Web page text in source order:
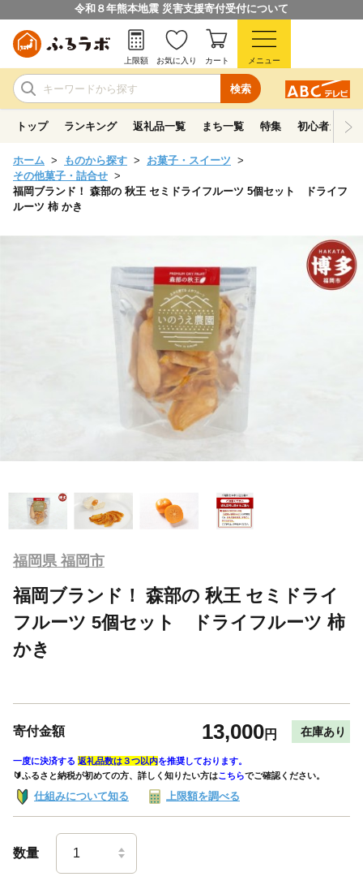
令和８年熊本地震 災害支援寄付受付について
検索
上限額 お気に入り カート メニュー
トップ ランキング 返礼品一覧 まち一覧 特集 初心者ガイド
ホーム ものから探す
お菓子・スイーツ
その他菓子・詰合せ
福岡ブランド！ 森部の 秋王 セミドライフルーツ 5個セット ドライフ
ルーツ 柿 かき
福岡県 福岡市
福岡ブランド！ 森部の 秋王 セミドライ
フルーツ 5個セット ドライフルーツ 柿
かき
寄付金額 13,000円 在庫あり
一度に決済する 返礼品数は３つ以内を推奨しております。
🔰ふるさと納税が初めての方、詳しく知りたい方はこちらでご確認ください。
仕組みについて知る 上限額を調べる
数量